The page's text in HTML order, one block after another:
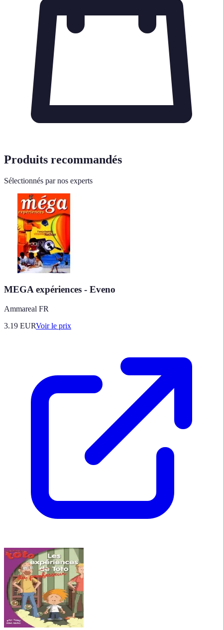
Produits recommandés
Sélectionnés par nos experts
MEGA expériences - Eveno
Ammareal FR
3.19 EURVoir le prix